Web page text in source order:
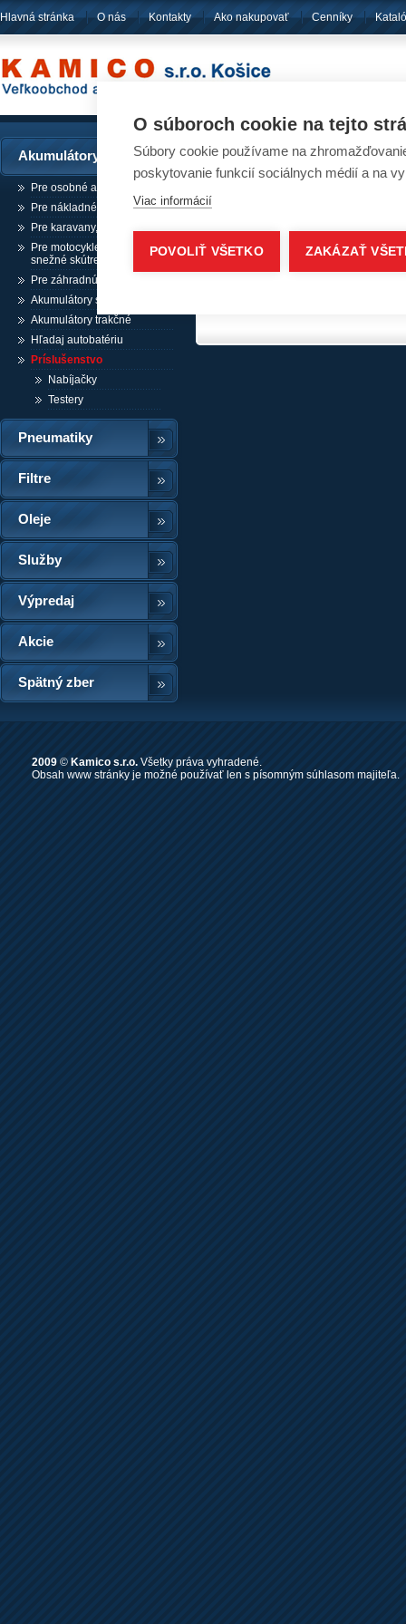
Hlavná stránka O nás Kontakty Ako nakupovať Cenníky
Akumulátory
Pre osobné automobily
Pre nákladné automobily
Pre karavany, lode, stroje
Pre motocykle, štvorkolky,
snežné skútre
Pre záhradnú techniku
Akumulátory staničné, UPS
Akumulátory trakčné
Hľadaj autobatériu
Príslušenstvo
Nabíjačky
Testery
Pneumatiky
Filtre
Oleje
Služby
Výpredaj
Akcie
Spätný zber
Akumulátory -
2009 © Kamico s.r.o. Všetky práva vyhradené.
Obsah www stránky je možné používať len s písomným súhlasom majiteľa.
O súboroch cookie na tejto
Súbory cookie používame na
poskytovanie funkcií sociálnych médií a na
Viac informácií
POVOLIŤ VŠETKO ZAKÁZAŤ